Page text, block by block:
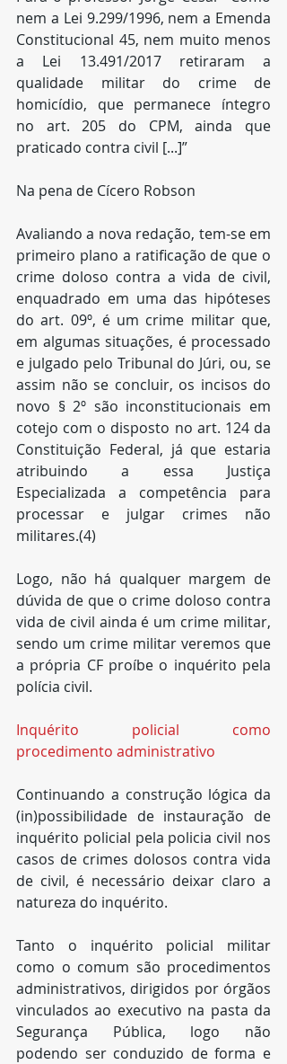
nem a Lei 9.299/1996, nem a Emenda
Constitucional 45, nem muito menos
a Lei 13.491/2017 retiraram a
qualidade militar do crime de
homicídio, que permanece íntegro
no art. 205 do CPM, ainda que
praticado contra civil [...]”
Na pena de Cícero Robson
Avaliando a nova redação, tem-se em
primeiro plano a ratificação de que o
crime doloso contra a vida de civil,
enquadrado em uma das hipóteses
do art. 09º, é um crime militar que,
em algumas situações, é processado
e julgado pelo Tribunal do Júri, ou, se
assim não se concluir, os incisos do
novo § 2º são inconstitucionais em
cotejo com o disposto no art. 124 da
Constituição Federal, já que estaria
atribuindo a essa Justiça
Especializada a competência para
processar e julgar crimes não
militares.(4)
Logo, não há qualquer margem de
dúvida de que o crime doloso contra
vida de civil ainda é um crime militar,
sendo um crime militar veremos que
a própria CF proíbe o inquérito pela
polícia civil.
Inquérito policial como
procedimento administrativo
Continuando a construção lógica da
(in)possibilidade de instauração de
inquérito policial pela policia civil nos
casos de crimes dolosos contra vida
de civil, é necessário deixar claro a
natureza do inquérito.
Tanto o inquérito policial militar
como o comum são procedimentos
administrativos, dirigidos por órgãos
vinculados ao executivo na pasta da
Segurança Pública, logo não
podendo ser conduzido de forma e